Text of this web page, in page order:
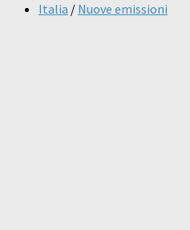
Italia / Nuove emissioni